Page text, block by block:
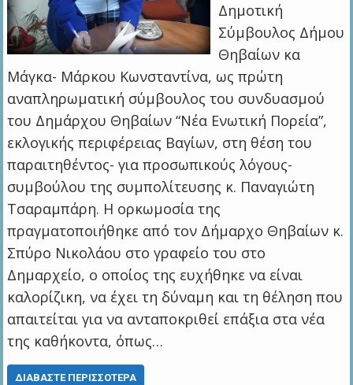
Δημοτική
Σύμβουλος Δήμου
Θηβαίων κα
Μάγκα- Μάρκου Κωνσταντίνα, ως πρώτη
αναπληρωματική σύμβουλος του συνδυασμού
του Δημάρχου Θηβαίων “Νέα Ενωτική Πορεία”,
εκλογικής περιφέρειας Βαγίων, στη θέση του
παραιτηθέντος- για προσωπικούς λόγους-
συμβούλου της συμπολίτευσης κ. Παναγιώτη
Τσαραμπάρη. Η ορκωμοσία της
πραγματοποιήθηκε από τον Δήμαρχο Θηβαίων κ.
Σπύρο Νικολάου στο γραφείο του στο
Δημαρχείο, ο οποίος της ευχήθηκε να είναι
καλορίζικη, να έχει τη δύναμη και τη θέληση που
απαιτείται για να ανταποκριθεί επάξια στα νέα
της καθήκοντα, όπως…
ΔΙΑΒΆΣΤΕ ΠΕΡΙΣΣΌΤΕΡΑ